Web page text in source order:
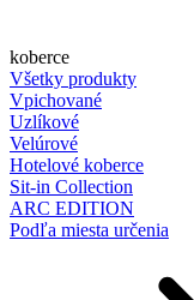
koberce
Všetky produkty
Vpichované
Uzlíkové
Velúrové
Hotelové koberce
Sit-in Collection
ARC EDITION
Podľa miesta určenia